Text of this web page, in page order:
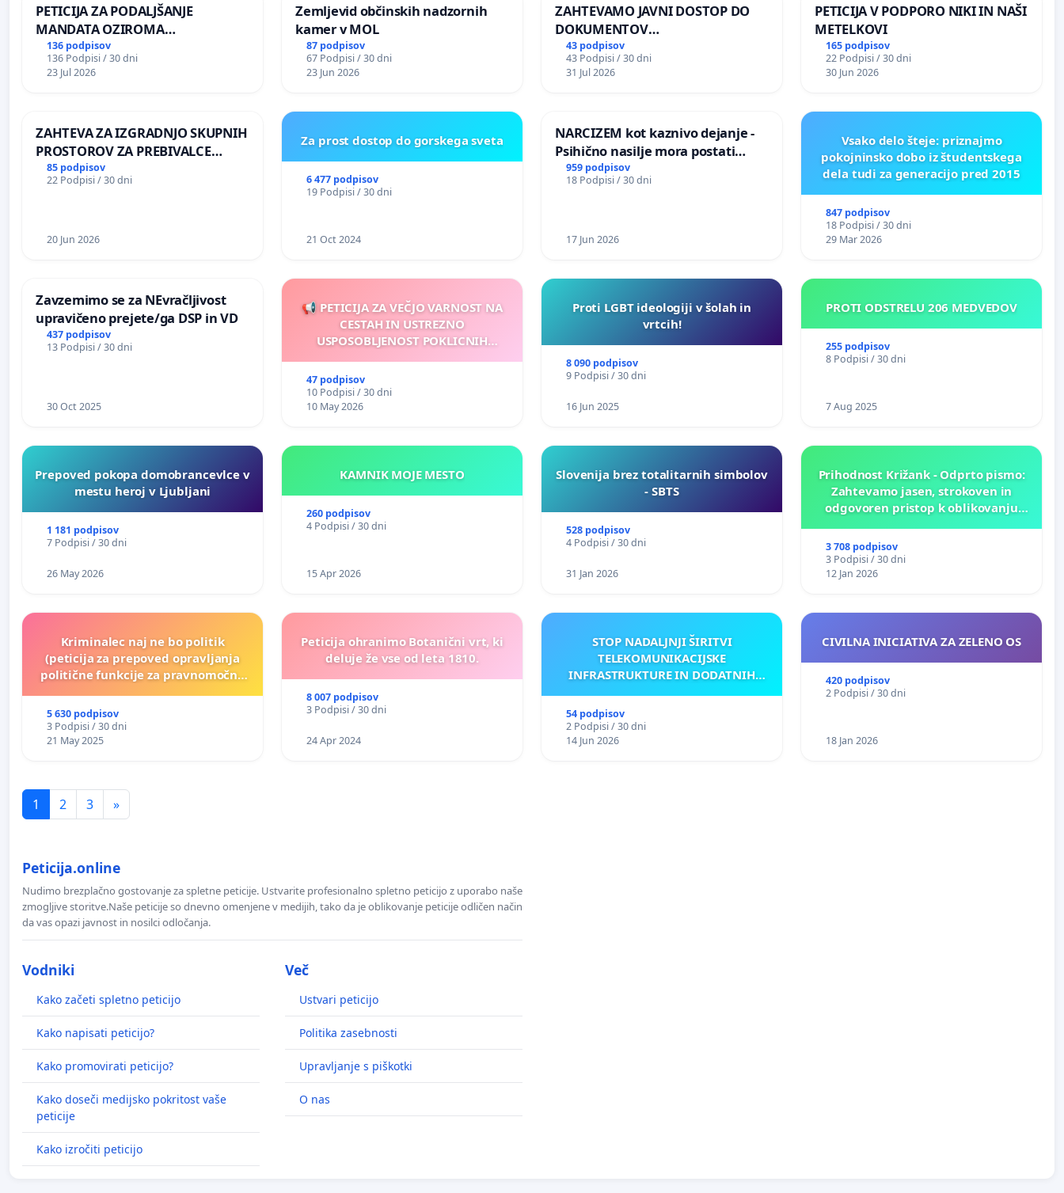
PETICIJA ZA PODALJŠANJE
MANDATA OZIROMA
ČIMPREJŠNJO PONOVNO
NAPOTITEV GOSPODA BERNARDA
ŠRAJNERJA NA VELEPOSLANIŠTVO
136 podpisov
136 Podpisi / 30 dni
23 Jul 2026
Zemljevid občinskih nadzornih
kamer v MOL
87 podpisov
67 Podpisi / 30 dni
23 Jun 2026
ZAHTEVAMO JAVNI DOSTOP DO
DOKUMENTOV
PARLAMENTARNIH
PREISKOVALNIH KOMISIJ O
ILEGALNI TRGOVINI Z OROŽJEM
43 podpisov
43 Podpisi / 30 dni
31 Jul 2026
PETICIJA V PODPORO NIKI IN NAŠI
METELKOVI
165 podpisov
22 Podpisi / 30 dni
30 Jun 2026
ZAHTEVA ZA IZGRADNJO SKUPNIH
PROSTOROV ZA PREBIVALCE
KRAJEVNE SKUPNOSTI
PRESTRANEK
85 podpisov
22 Podpisi / 30 dni
20 Jun 2026
Za prost dostop do gorskega sveta
6 477 podpisov
19 Podpisi / 30 dni
21 Oct 2024
NARCIZEM kot kaznivo dejanje -
Psihično nasilje mora postati
enako prepoznano kot fizično
nasilje
959 podpisov
18 Podpisi / 30 dni
17 Jun 2026
Vsako delo šteje: priznajmo
pokojninsko dobo iz študentskega
dela tudi za generacijo pred 2015
847 podpisov
18 Podpisi / 30 dni
29 Mar 2026
Zavzemimo se za NEvračljivost
upravičeno prejete/ga DSP in VD
437 podpisov
13 Podpisi / 30 dni
30 Oct 2025
📢 PETICIJA ZA VEČJO VARNOST NA
CESTAH IN USTREZNO
USPOSOBLJENOST POKLICNIH
47 podpisov
10 Podpisi / 30 dni
10 May 2026
Proti LGBT ideologiji v šolah in
vrtcih!
8 090 podpisov
9 Podpisi / 30 dni
16 Jun 2025
PROTI ODSTRELU 206 MEDVEDOV
255 podpisov
8 Podpisi / 30 dni
7 Aug 2025
Prepoved pokopa domobrancevlce v
mestu heroj v Ljubljani
1 181 podpisov
7 Podpisi / 30 dni
26 May 2026
KAMNIK MOJE MESTO
260 podpisov
4 Podpisi / 30 dni
15 Apr 2026
Slovenija brez totalitarnih simbolov
- SBTS
528 podpisov
4 Podpisi / 30 dni
31 Jan 2026
Prihodnost Križank - Odprto pismo:
Zahtevamo jasen, strokoven in
odgovoren pristop k oblikovanju
3 708 podpisov
3 Podpisi / 30 dni
12 Jan 2026
Kriminalec naj ne bo politik
(peticija za prepoved opravljanja
politične funkcije za pravnomočno
5 630 podpisov
3 Podpisi / 30 dni
21 May 2025
Peticija ohranimo Botanični vrt, ki
deluje že vse od leta 1810.
8 007 podpisov
3 Podpisi / 30 dni
24 Apr 2024
STOP NADALJNJI ŠIRITVI
TELEKOMUNIKACIJSKE
INFRASTRUKTURE IN DODATNIH
54 podpisov
2 Podpisi / 30 dni
14 Jun 2026
CIVILNA INICIATIVA ZA ZELENO OS
420 podpisov
2 Podpisi / 30 dni
18 Jan 2026
1 2 3 »
Peticija.online
Nudimo brezplačno gostovanje za spletne peticije. Ustvarite profesionalno spletno peticijo z uporabo naše
zmogljive storitve.Naše peticije so dnevno omenjene v medijih, tako da je oblikovanje peticije odličen način
da vas opazi javnost in nosilci odločanja.
Vodniki
Kako začeti spletno peticijo
Kako napisati peticijo?
Kako promovirati peticijo?
Kako doseči medijsko pokritost vaše
peticije
Kako izročiti peticijo
Več
Ustvari peticijo
Politika zasebnosti
Upravljanje s piškotki
O nas